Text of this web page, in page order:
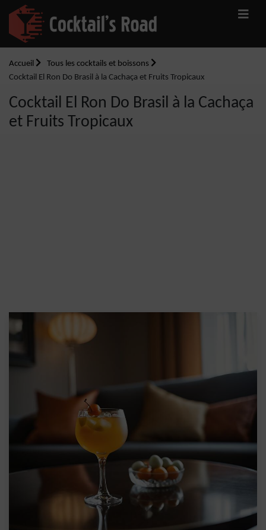
Accueil
Tous les cocktails et boissons
Cocktail El Ron Do Brasil à la Cachaça et Fruits Tropicaux
Cocktail El Ron Do Brasil à la Cachaça
et Fruits Tropicaux